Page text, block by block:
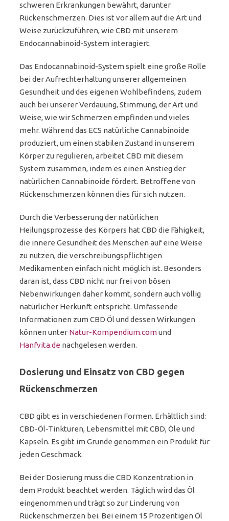
schweren Erkrankungen bewährt, darunter
Rückenschmerzen. Dies ist vor allem auf die Art und
Weise zurückzuführen, wie CBD mit unserem
Endocannabinoid-System interagiert.
Das Endocannabinoid-System spielt eine große Rolle
bei der Aufrechterhaltung unserer allgemeinen
Gesundheit und des eigenen Wohlbefindens, zudem
auch bei unserer Verdauung, Stimmung, der Art und
Weise, wie wir Schmerzen empfinden und vieles
mehr. Während das ECS natürliche Cannabinoide
produziert, um einen stabilen Zustand in unserem
Körper zu regulieren, arbeitet CBD mit diesem
System zusammen, indem es einen Anstieg der
natürlichen Cannabinoide fördert. Betroffene von
Rückenschmerzen können dies für sich nutzen.
Durch die Verbesserung der natürlichen
Heilungsprozesse des Körpers hat CBD die Fähigkeit,
die innere Gesundheit des Menschen auf eine Weise
zu nutzen, die verschreibungspflichtigen
Medikamenten einfach nicht möglich ist. Besonders
daran ist, dass CBD nicht nur frei von bösen
Nebenwirkungen daher kommt, sondern auch völlig
natürlicher Herkunft entspricht. Umfassende
Informationen zum CBD Öl und dessen Wirkungen
können unter Natur-Kompendium.comund
Hanfvita.de nachgelesen werden.
Dosierung und Einsatz von CBD gegen
Rückenschmerzen
CBD gibt es in verschiedenen Formen. Erhältlich sind:
CBD-Öl-Tinkturen, Lebensmittel mit CBD, Öle und
Kapseln. Es gibt im Grunde genommen ein Produkt für
jeden Geschmack.
Bei der Dosierung muss die CBD Konzentration in
dem Produkt beachtet werden. Täglich wird das Öl
eingenommen und trägt so zur Linderung von
Rückenschmerzen bei. Bei einem 15 Prozentigen Öl